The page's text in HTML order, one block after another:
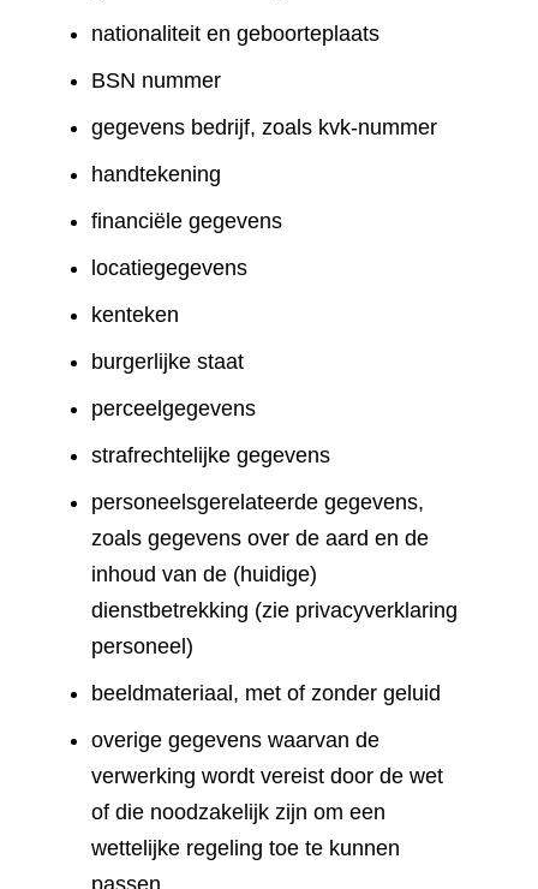
nationaliteit en geboorteplaats
BSN nummer
gegevens bedrijf, zoals kvk-nummer
handtekening
financiële gegevens
locatiegegevens
kenteken
burgerlijke staat
perceelgegevens
strafrechtelijke gegevens
personeelsgerelateerde gegevens,
zoals gegevens over de aard en de
inhoud van de (huidige)
dienstbetrekking (zie privacyverklaring
personeel)
beeldmateriaal, met of zonder geluid
overige gegevens waarvan de
verwerking wordt vereist door de wet
of die noodzakelijk zijn om een
wettelijke regeling toe te kunnen
passen